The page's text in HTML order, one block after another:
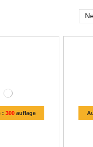
: 300auflage